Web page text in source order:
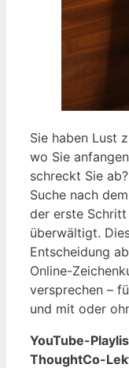
Sie haben Lust
wo Sie
schreckt Sie
Suche nach
der erste
überwältigt.
Entscheidung
Online-
versprechen –
und mit oder
YouTube-
ThoughtCo-